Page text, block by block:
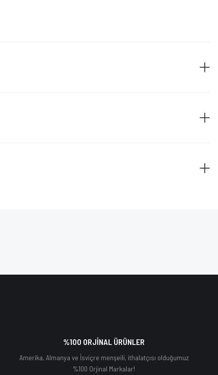
%100 ORJİNAL ÜRÜNLER
Amerika, Almanya ve İsviçre menşeili, ithalatçısı olduğumuz
%100 Orjinal Markalar!